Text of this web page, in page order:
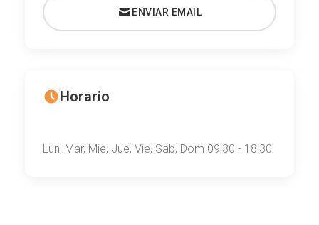
ENVIAR EMAIL
Horario
Lun, Mar, Mie, Jue, Vie, Sab, Dom 09:30 - 18:30